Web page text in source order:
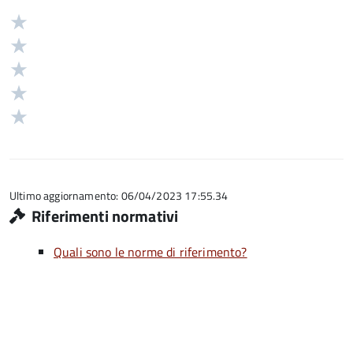
Valutazione
5
Ultimo aggiornamento: 06/04/2023 17:55.34
Riferimenti normativi
Quali sono le norme di riferimento?